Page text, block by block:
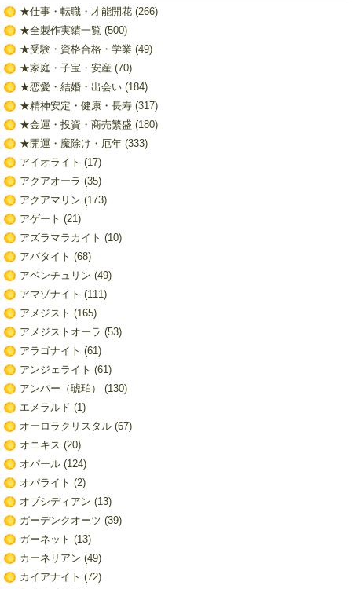
★仕事・転職・才能開花(266)
★全製作実績一覧 (500)
★受験・資格合格・学業(49)
★家庭・子宝・安産(70)
★恋愛・結婚・出会い(184)
★精神安定・健康・長寿(317)
★金運・投資・商売繁盛 (180)
★開運・魔除け・厄年(333)
アイオライト (17)
アクアオーラ (35)
アクアマリン (173)
アゲート (21)
アズラマラカイト (10)
アパタイト (68)
アベンチュリン (49)
アマゾナイト (111)
アメジスト (165)
アメジストオーラ (53)
アラゴナイト (61)
アンジェライト (61)
アンバー（琥珀）
(130)
エメラルド (1)
オーロラクリスタル(67)
オニキス (20)
オパール(124)
オパライト (2)
オブシディアン (13)
ガーデンクオーツ (39)
ガーネット (13)
カーネリアン (49)
カイアナイト (72)